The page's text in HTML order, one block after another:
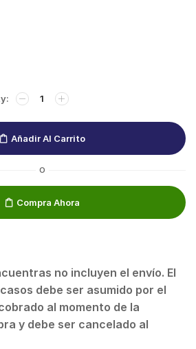
Añadir Al Carrito
O
Compra Ahora
no incluyen el envío. El
debe ser asumido por el
al momento de la
y debe ser cancelado al